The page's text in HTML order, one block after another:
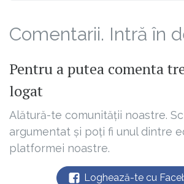
Comentarii. Intră în
Pentru a putea comenta
logat
Alătură-te comunității noastre.
argumentat și poți fi unul dintre
platformei noastre.
Loghează-te cu